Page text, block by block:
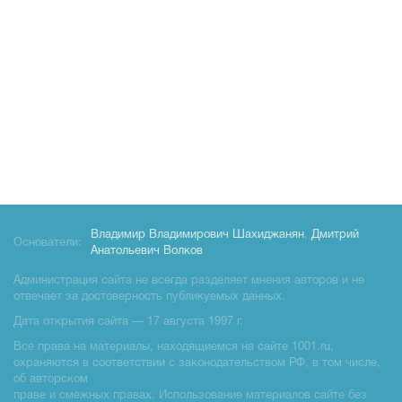
Основатели:
Владимир Владимирович Шахиджанян, Дмитрий
Анатольевич Волков
Администрация сайта не всегда разделяет мнения авторов и не
отвечает за достоверность публикуемых данных.
Дата открытия сайта — 17 августа 1997 г.
Все права на материалы, находящиемся на сайте 1001.ru,
охраняются в соответствии с законодательством РФ, в том числе,
об авторском
праве и смежных правах. Использование материалов сайте без